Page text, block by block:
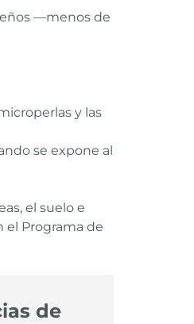
—menos de
y las
se expone al
el suelo e
el Programa de
de